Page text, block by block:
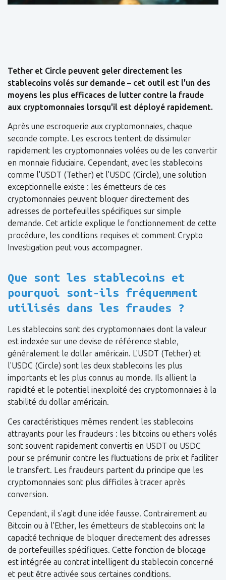
Tether et Circle peuvent geler directement les
stablecoins volés sur demande – cet outil est l'un des
moyens les plus efficaces de lutter contre la fraude
aux cryptomonnaies lorsqu'il est déployé rapidement.
Après une escroquerie aux cryptomonnaies, chaque
seconde compte. Les escrocs tentent de dissimuler
rapidement les cryptomonnaies volées ou de les convertir
en monnaie fiduciaire. Cependant, avec les stablecoins
comme l'USDT (Tether) et l'USDC (Circle), une solution
exceptionnelle existe : les émetteurs de ces
cryptomonnaies peuvent bloquer directement des
adresses de portefeuilles spécifiques sur simple
demande. Cet article explique le fonctionnement de cette
procédure, les conditions requises et comment Crypto
Investigation peut vous accompagner.
Que sont les stablecoins et
pourquoi sont-ils fréquemment
utilisés dans les fraudes ?
Les stablecoins sont des cryptomonnaies dont la valeur
est indexée sur une devise de référence stable,
généralement le dollar américain. L'USDT (Tether) et
l'USDC (Circle) sont les deux stablecoins les plus
importants et les plus connus au monde. Ils allient la
rapidité et le potentiel inexploité des cryptomonnaies à la
stabilité du dollar américain.
Ces caractéristiques mêmes rendent les stablecoins
attrayants pour les fraudeurs : les bitcoins ou ethers volés
sont souvent rapidement convertis en USDT ou USDC
pour se prémunir contre les fluctuations de prix et faciliter
le transfert. Les fraudeurs partent du principe que les
cryptomonnaies sont plus difficiles à tracer après
conversion.
Cependant, il s'agit d'une idée fausse. Contrairement au
Bitcoin ou à l'Ether, les émetteurs de stablecoins ont la
capacité technique de bloquer directement des adresses
de portefeuilles spécifiques. Cette fonction de blocage
est intégrée au contrat intelligent du stablecoin concerné
et peut être activée sous certaines conditions.